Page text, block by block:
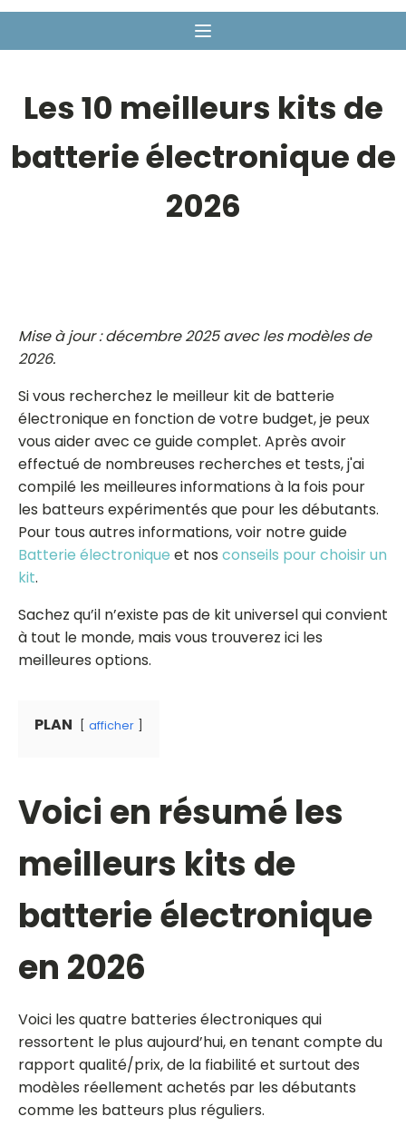
Les 10 meilleurs kits de
batterie électronique de
2026
Mise à jour : décembre 2025 avec les modèles de
2026.
Si vous recherchez le meilleur kit de batterie
électronique en fonction de votre budget, je peux
vous aider avec ce guide complet. Après avoir
effectué de nombreuses recherches et tests, j'ai
compilé les meilleures informations à la fois pour
les batteurs expérimentés que pour les débutants.
Pour tous autres informations, voir notre guide
Batterie électronique et nos conseils pour choisir un
kit.
Sachez qu’il n’existe pas de kit universel qui convient
à tout le monde, mais vous trouverez ici les
meilleures options.
PLAN afficher
Voici en résumé les
meilleurs kits de
batterie électronique
en 2026
Voici les quatre batteries électroniques qui
ressortent le plus aujourd’hui, en tenant compte du
rapport qualité/prix, de la fiabilité et surtout des
modèles réellement achetés par les débutants
comme les batteurs plus réguliers.